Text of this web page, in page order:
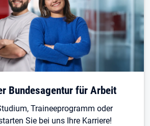
Tab
Bundesagentur für Arbeit
Traineeprogramm oder
Sie bei uns Ihre Karriere!